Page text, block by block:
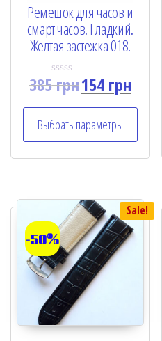
Ремешок для часов и
смарт часов. Гладкий.
Желтая застежка 018.
R
a
d
0
o
u
5
385грн154грн
Выбрать параметры
Sale!
-50%